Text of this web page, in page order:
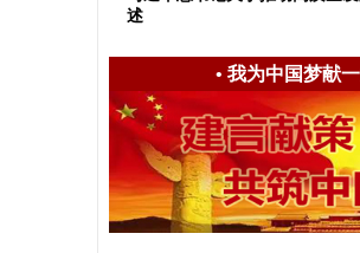
述
• 我为中国梦献